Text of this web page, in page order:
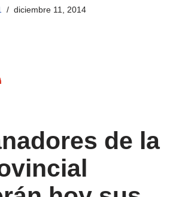
diciembre 11, 2014
de la